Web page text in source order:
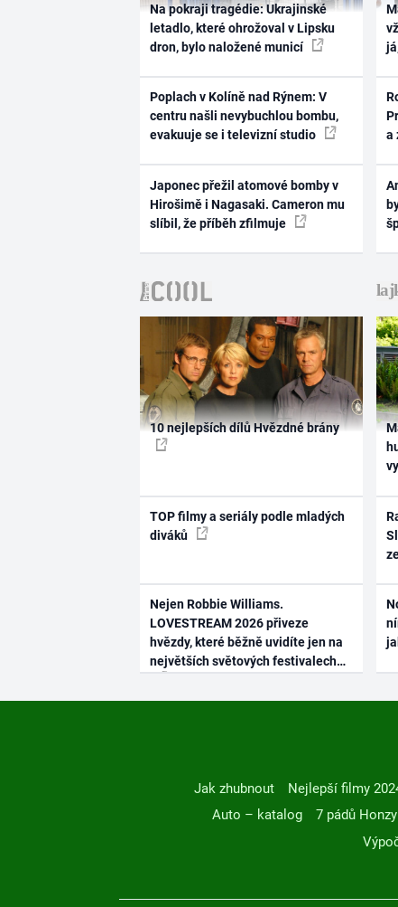
Na pokraji tragédie: Ukrajinské
letadlo, které ohrožoval v Lipsku
dron, bylo naložené municí
Poplach v Kolíně nad Rýnem: V
centru našli nevybuchlou bombu,
evakuuje se i televizní studio
Japonec přežil atomové bomby v
Hirošimě i Nagasaki. Cameron mu
slíbil, že příběh zfilmuje
a
10 nejlepších dílů Hvězdné brány
TOP filmy a seriály podle mladých
diváků
Nejen Robbie Williams.
LOVESTREAM 2026 přiveze
hvězdy, které běžně uvidíte jen na
největších světových festivalech
Jak zhubnout Nejlepší filmy
Auto – katalog
7 pádů